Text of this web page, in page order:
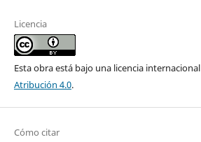
Licencia
Esta obra está bajo una licencia internacional
Atribución 4.0.
Cómo citar